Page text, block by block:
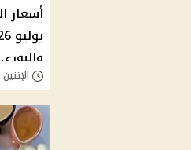
الإثنين 06/يوليو/2026 - 01:05 م